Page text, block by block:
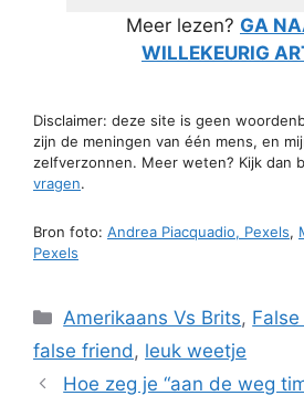
Meer lezen? GA
WILLEKEURIG
Disclaimer: deze site is geen
zijn de meningen van één mens, en
zelfverzonnen. Meer weten? Kijk dan
vragen.
Bron foto: Andrea Piacquadio, Pexels,
Pexels
Categorieën
Amerikaans Vs Brits,
false friend, leuk weetje
Hoe zeg je “aan de weg